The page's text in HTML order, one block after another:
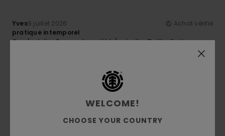
Yves9 juillet 2026
Achat vérifié
pratique intemporel
Confort: 5/5 Rapport qualité / prix: 5/5 Taille: Taille
5/5
WELCOME!
CHOOSE YOUR COUNTRY